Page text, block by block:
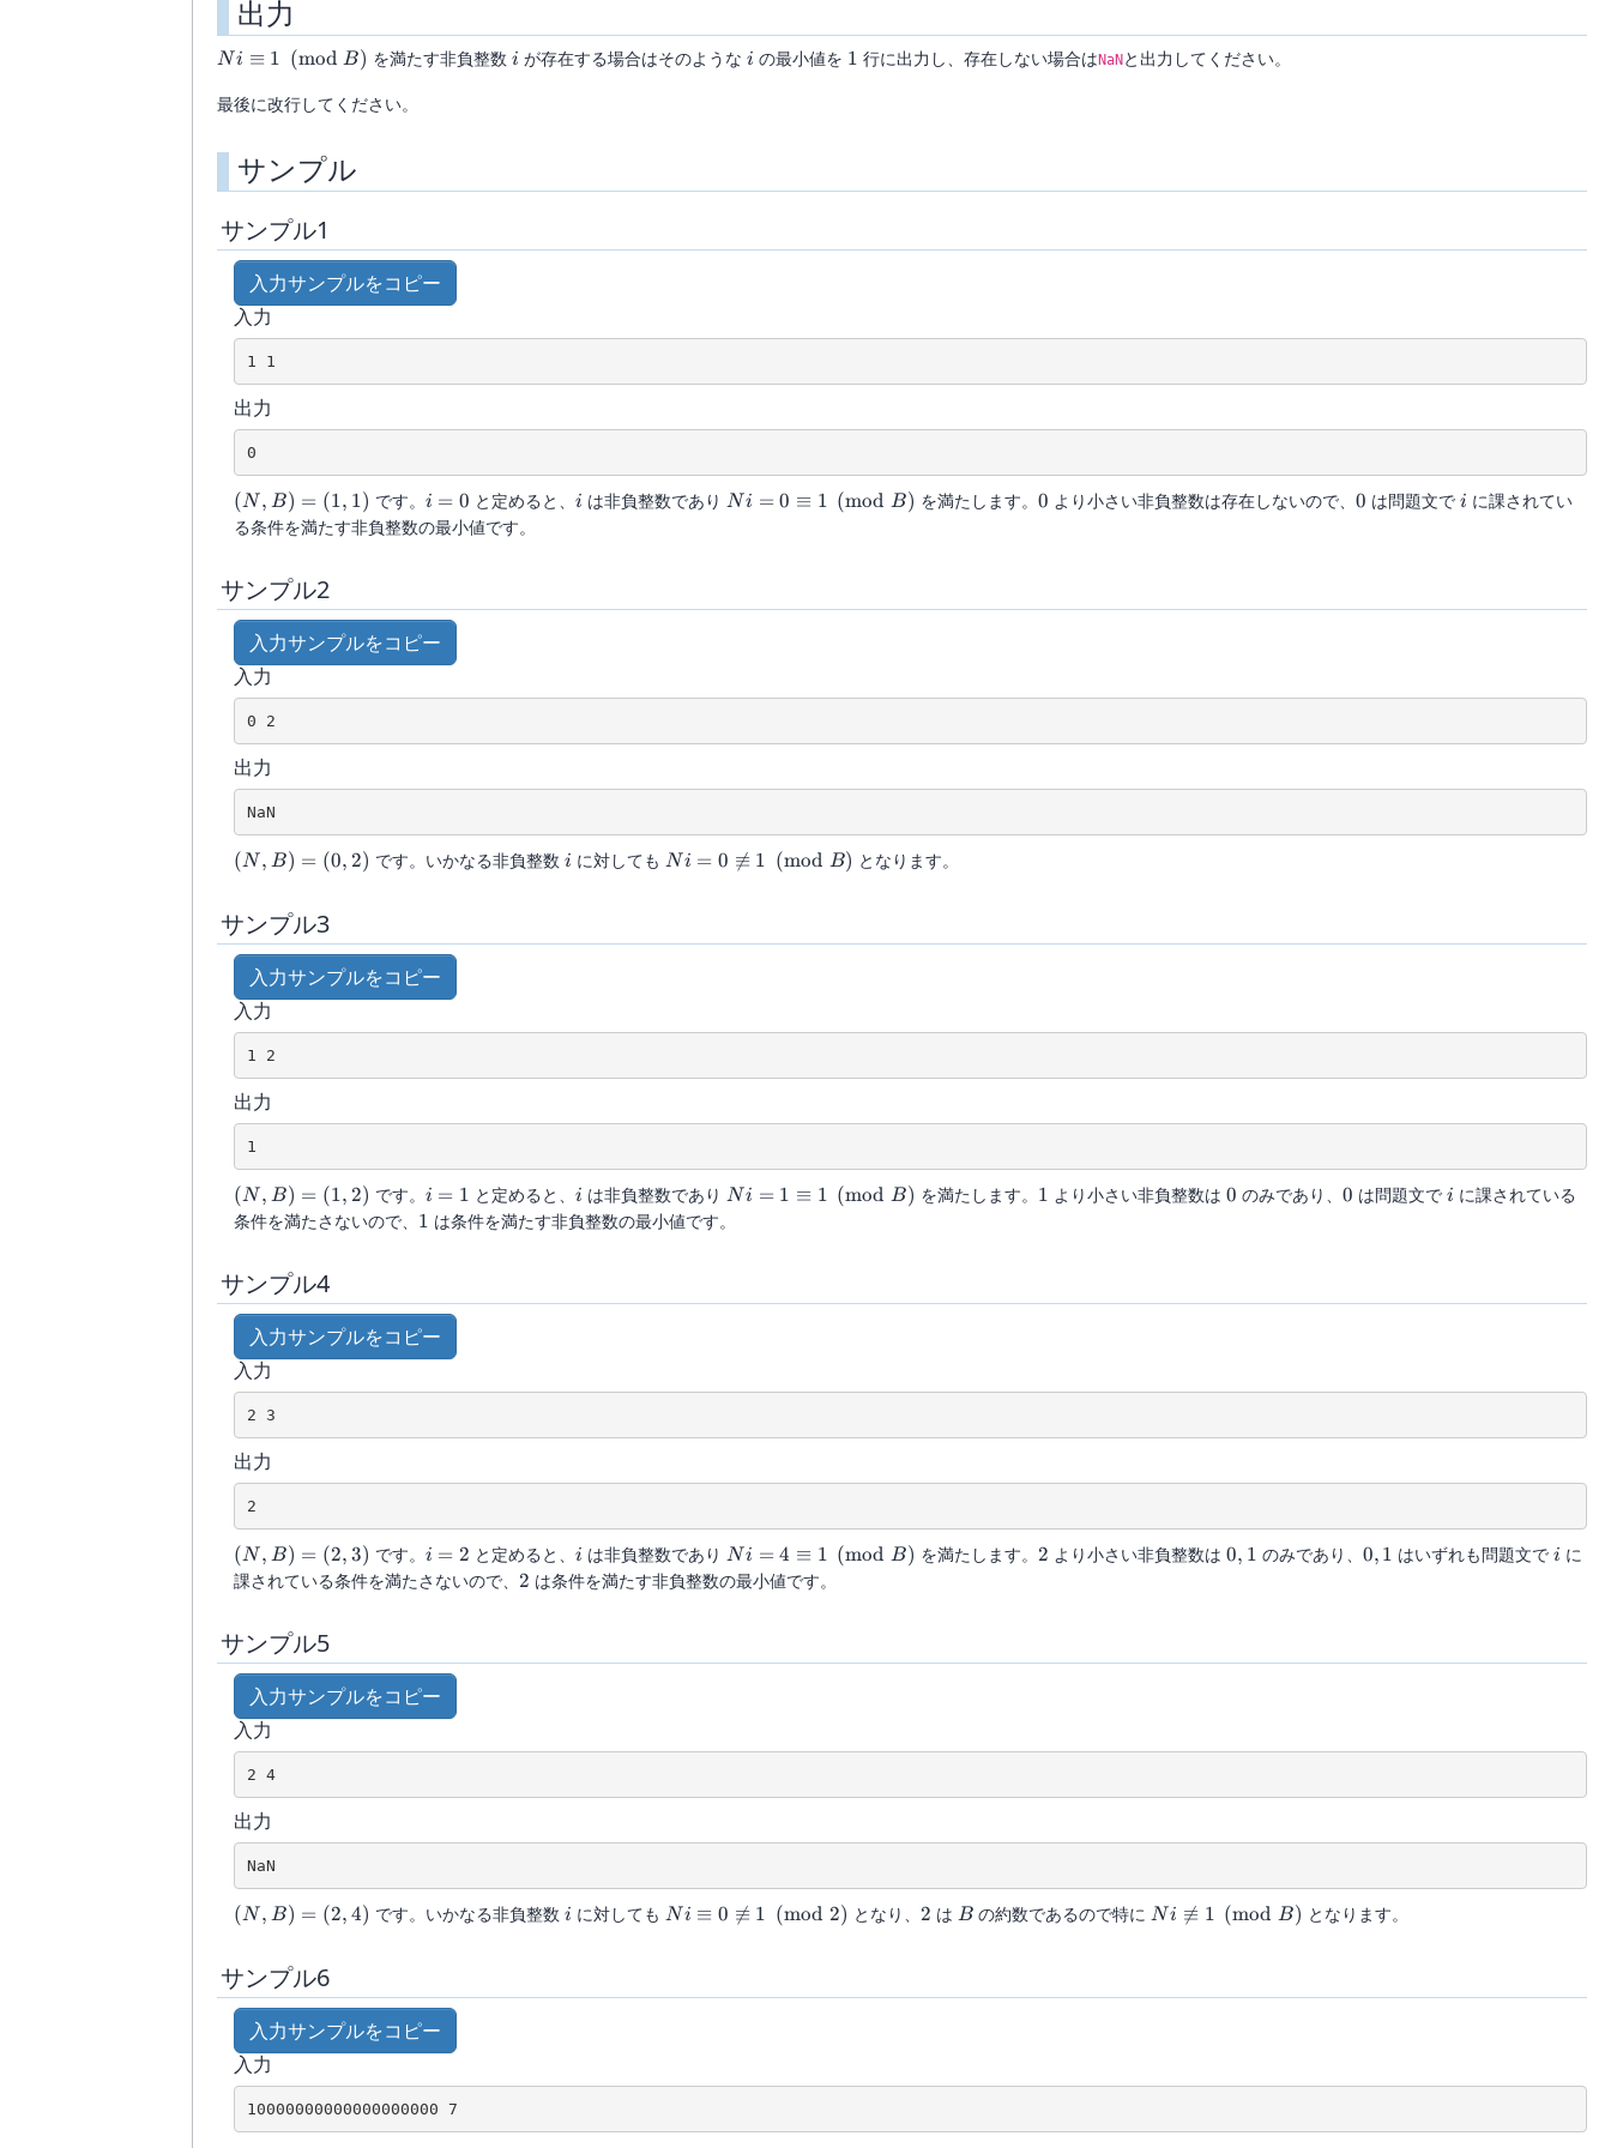
\leq
10^6
出力
Ni \equiv
\pmod{B}
Ni ≡ 1 (mod B) を満たす非負整数i
i が存在する場合はそのようなi
i の最小値を 1
1 行に出力し、存在しない場合はNaN と出力してください。
最後に改行してください。
サンプル
サンプル1
入力サンプルをコピー
入力
出力
(N,B)
=
(N , B) = (1, 1) です。 i
=
i = 0 と定めると、i
i は非負整数でありNi = 0
Ni = 0 ≡ 1 (mod B) を満たします。 0
0 より小さい非負整数は存在しないので、 0
0 は問題文で i
i に課されてい
る条件を満たす非負整数の最小値です。
サンプル2
入力サンプルをコピー
入力
出力
(N,B)
(N , B) = (0, 2) です。いかなる非負整数 i
i に対しても Ni = 0
Ni = 0 
≡ 1 (mod B) となります。
サンプル3
入力サンプルをコピー
入力
出力
(N,B)
=
(N , B) = (1, 2) です。 i
=
i = 1 と定めると、i
i は非負整数でありNi = 1
Ni = 1 ≡ 1 (mod B) を満たします。 1
1 より小さい非負整数は 0
0 のみであり、 0
0 は問題文で i
i に課されている
条件を満たさないので、 1
1 は条件を満たす非負整数の最小値です。
サンプル4
入力サンプルをコピー
入力
出力
(N,B)
=
(N , B) = (2, 3) です。 i
=
i = 2 と定めると、i
i は非負整数でありNi = 4
\equiv 1
Ni = 4 ≡ 1 (mod B) を満たします。 2
2 より小さい非負整数は 0,1
0, 1 のみであり、 0,1
0, 1 はいずれも問題文でi
i に
課されている条件を満たさないので、 2
2 は条件を満たす非負整数の最小値です。
サンプル5
入力サンプルをコピー
入力
2 4
出力
(N,B)
(N , B) = (2, 4) です。いかなる非負整数 i
i に対しても Ni \equiv
Ni ≡ 0 
≡ 1 (mod 2) となり、 2
2 は B
B の約数であるので特にNi
N i 
≡ 1 (mod B) となります。
サンプル6
入力サンプルをコピー
入力